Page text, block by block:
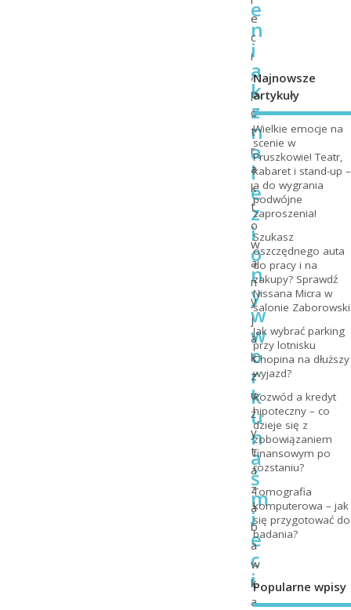
e
n
i
a
k
z
n
a
l
e
z
i
o
n
y
w
w
o
r
k
u
n
a
ś
m
i
e
c
i
e
c
i
,
p
o
t
r
a
k
t
o
w
a
n
y
j
a
k
z
u
ż
y
t
a
z
a
b
a
w
k
a
Najnowsze
artykuły
Wielkie emocje na
scenie w
Pruszkowie! Teatr,
kabaret i stand-up –
a do wygrania
podwójne
zaproszenia!
Szukasz
oszczędnego auta
do pracy i na
zakupy? Sprawdź
Nissana Micra w
salonie Zaborowski
Jak wybrać parking
przy lotnisku
Chopina na dłuższy
wyjazd?
Rozwód a kredyt
hipoteczny – co
dzieje się z
zobowiązaniem
finansowym po
rozstaniu?
Tomografia
komputerowa – jak
się przygotować do
badania?
Popularne wpisy